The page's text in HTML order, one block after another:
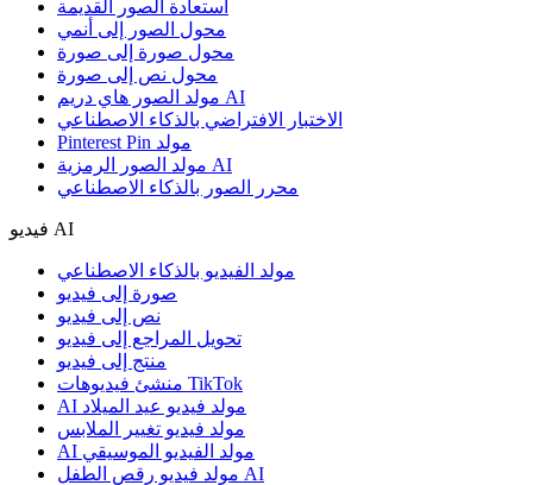
استعادة الصور القديمة
محول الصور إلى أنمي
محول صورة إلى صورة
محول نص إلى صورة
مولد الصور هاي دريم AI
الاختبار الافتراضي بالذكاء الاصطناعي
Pinterest Pin مولد
مولد الصور الرمزية AI
محرر الصور بالذكاء الاصطناعي
فيديو AI
مولد الفيديو بالذكاء الاصطناعي
صورة إلى فيديو
نص إلى فيديو
تحويل المراجع إلى فيديو
منتج إلى فيديو
منشئ فيديوهات TikTok
AI مولد فيديو عيد الميلاد
مولد فيديو تغيير الملابس
AI مولد الفيديو الموسيقي
مولد فيديو رقص الطفل AI